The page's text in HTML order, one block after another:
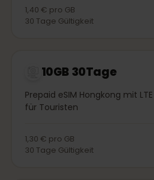
1,40 € pro GB
30 Tage Gültigkeit
10GB 30Tage
Prepaid eSIM Hongkong mit
für Touristen
1,30 € pro GB
30 Tage Gültigkeit